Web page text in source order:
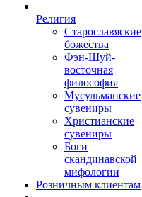
Религия
Старославяские
божества
Фэн-Шуй-
восточная
философия
Мусульманские
сувениры
Христианские
сувениры
Боги
скандинавской
мифологии
Розничным клиентам